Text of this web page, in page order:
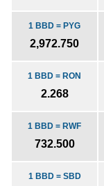
1 BBD = PYG
2,972.750
1 BBD = RON
2.268
1 BBD = RWF
732.500
1 BBD = SBD